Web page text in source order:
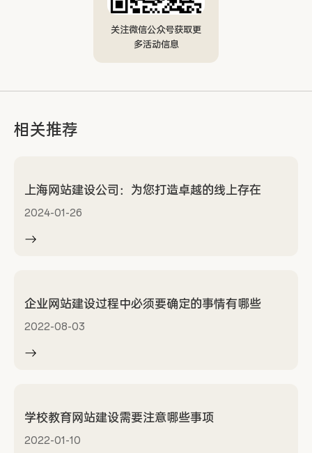
关注微信公众号获取更
多活动信息
相关推荐
上海网站建设公司：为您打造卓越的线上存在
2024-01-26
企业网站建设过程中必须要确定的事情有哪些
2022-08-03
学校教育网站建设需要注意哪些事项
2022-01-10